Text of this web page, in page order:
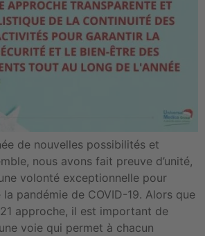
de nouvelles possibilités et
nous avons fait preuve d’unité,
volonté exceptionnelle pour
pandémie de COVID-19. Alors que
approche, il est important de
voie qui permet à chacun